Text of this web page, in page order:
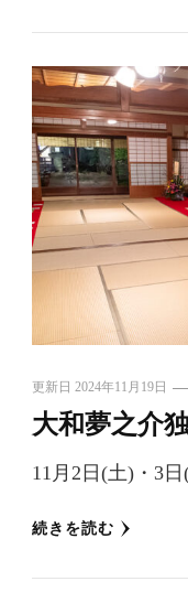
更新日 2024年11月19日
大和夢之介
11月2日(土)・3
続きを読む